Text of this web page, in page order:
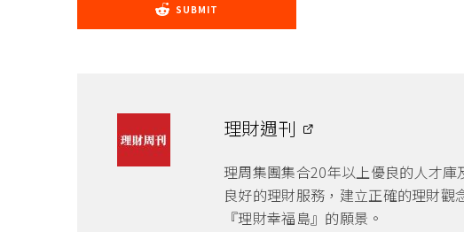
SUBMIT
理財週刊
理周集團集合20年以上優良的人才
良好的理財服務，建立正確的理財
『理財幸福島』的願景。